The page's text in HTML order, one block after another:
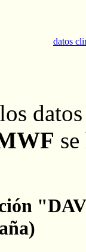
datos
los